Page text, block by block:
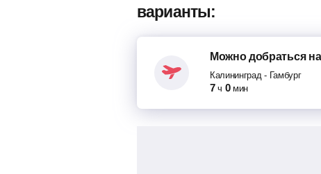
варианты:
Можно добратьсяна
Калининград- Гамбург
7 ч 0 мин